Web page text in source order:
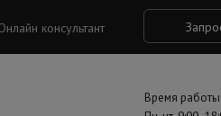
консультант
Время работы